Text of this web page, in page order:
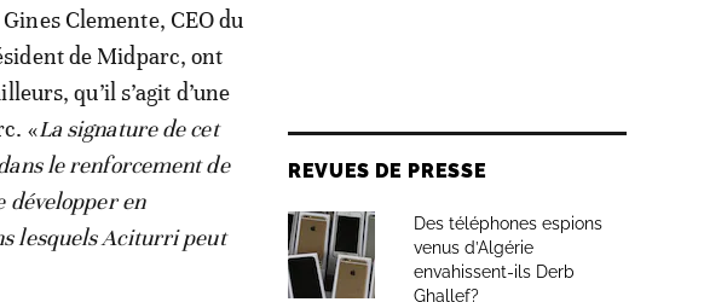
Clemente, CEO du
de Midparc, ont
qu’il s’agit d’une
«La signature de cet
le renforcement de
développer en
lesquels Aciturri peut
REVUES DE PRESSE
Des téléphones espions
venus d’Algérie
envahissent-ils Derb
Ghallef?